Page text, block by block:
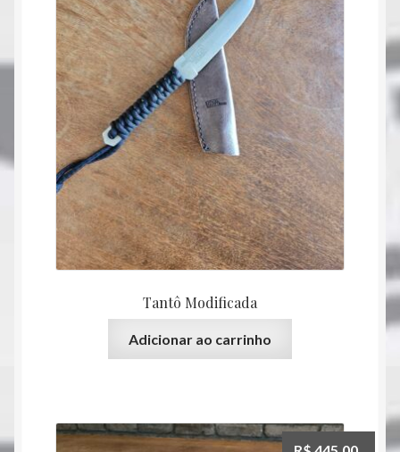
Tantô Modificada
Adicionar ao carrinho